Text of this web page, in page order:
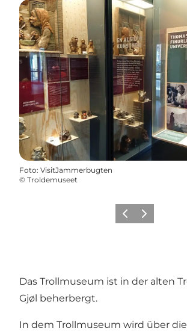
Foto: VisitJammerbugten
© Troldemuseet
ZurückWeiter
Das Trollmuseum ist in der alten
Gjøl beherbergt.
In dem Trollmuseum wird über